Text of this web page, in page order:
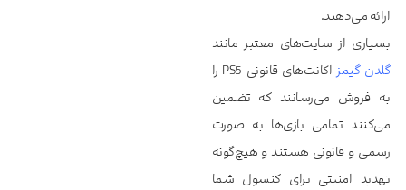
ارائه می‌دهند.
بسیاری از سایت‌های معتبر مانند
گلدن گیمز
اکانت‌های قانونی PS5 را
به فروش می‌رسانند که تضمین
می‌کنند تمامی بازی‌ها به صورت
رسمی و قانونی هستند و هیچ‌گونه
تهدید امنیتی برای کنسول شما